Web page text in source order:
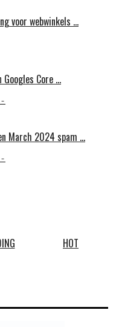
voor webwinkels ...
Core ...
March 2024 spam ...
HOT